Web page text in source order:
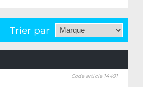
Trier par
Code article 14491